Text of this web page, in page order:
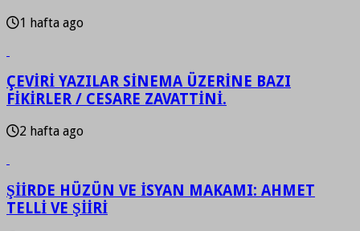
1 hafta ago
ÇEVİRİ YAZILAR SİNEMA ÜZERİNE BAZI
FİKİRLER / CESARE ZAVATTİNİ.
2 hafta ago
ŞİİRDE HÜZÜN VE İSYAN MAKAMI: AHMET
TELLİ VE ŞİİRİ